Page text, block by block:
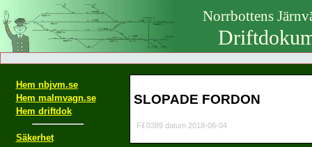
Norrbottens
Hem nbjvm.se
Hem malmvagn.se
Hem driftdok
Säkerhet
SLOPADE FORDON
Fil 0389 datum 2018-06-04